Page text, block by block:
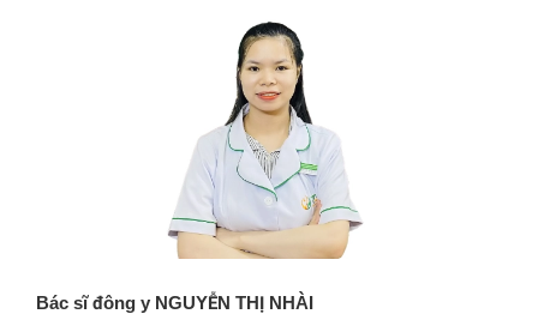
Bác sĩ đông y NGUYỄN THỊ NHÀI